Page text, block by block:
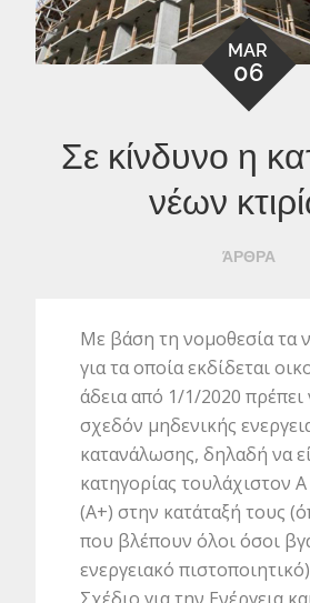
MAR
06
Σε κίνδυνο η
νέων
ΆΡΘΡΑ
Με βάση τη νομοθεσία τα
για τα οποία εκδίδεται
άδεια από 1/1/2020 πρέπει
σχεδόν μηδενικής
κατανάλωσης, δηλαδή να
κατηγορίας τουλάχιστον
(Α+) στην κατάταξή τους
που βλέπουν όλοι όσοι
ενεργειακό
Σχέδιο για την Ενέργεια